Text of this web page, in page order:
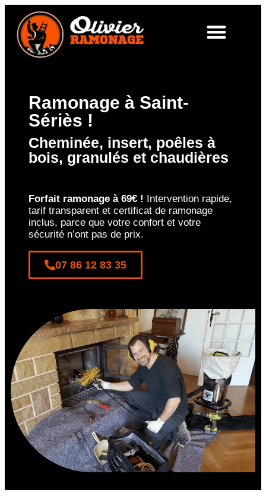
Ramonage à Saint-
Sériès !
Cheminée, insert, poêles à
bois, granulés et chaudières
Forfait ramonage à 69€ !
Intervention rapide,
tarif transparent et certificat de ramonage
inclus, parce que votre confort et votre
sécurité n’ont pas de prix.
07 86 12 83 35